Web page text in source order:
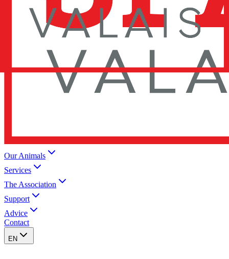
Our Animals
Services
The Association
Support
Advice
Contact
EN